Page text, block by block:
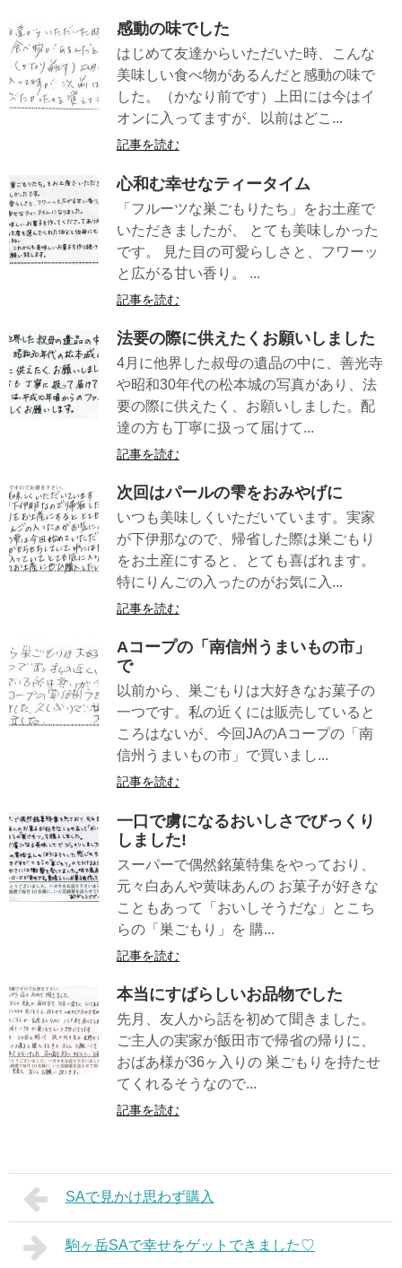
感動の味でした
はじめて友達からいただいた時、こんな
美味しい食べ物があるんだと感動の味で
した。（かなり前です）上田には今はイ
オンに入ってますが、以前はどこ...
記事を読む
心和む幸せなティータイム
「フルーツな巣ごもりたち」をお土産で
いただきましたが、 とても美味しかった
です。 見た目の可愛らしさと、フワーッ
と広がる甘い香り。 ...
記事を読む
法要の際に供えたくお願いしました
4月に他界した叔母の遺品の中に、善光寺
や昭和30年代の松本城の写真があり、法
要の際に供えたく、お願いしました。配
達の方も丁寧に扱って届けて...
記事を読む
次回はパールの雫をおみやげに
いつも美味しくいただいています。実家
が下伊那なので、帰省した際は巣ごもり
をお土産にすると、とても喜ばれます。
特にりんごの入ったのがお気に入...
記事を読む
Aコープの「南信州うまいもの市」
で
以前から、巣ごもりは大好きなお菓子の
一つです。私の近くには販売していると
ころはないが、今回JAのAコープの「南
信州うまいもの市」で買いまし...
記事を読む
一口で虜になるおいしさでびっくり
しました!
スーパーで偶然銘菓特集をやっており、
元々白あんや黄味あんの お菓子が好きな
こともあって「おいしそうだな」とこち
らの「巣ごもり」を 購...
記事を読む
本当にすばらしいお品物でした
先月、友人から話を初めて聞きました。
ご主人の実家が飯田市で帰省の帰りに、
おばあ様が36ヶ入りの 巣ごもりを持たせ
てくれるそうなので...
記事を読む
SAで見かけ思わず購入
駒ヶ岳SAで幸せをゲットできました♡